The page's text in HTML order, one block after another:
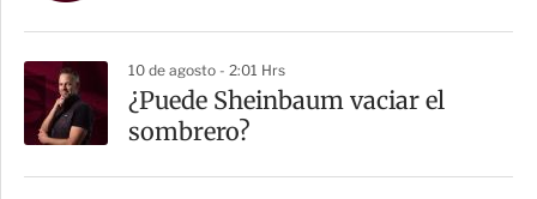
10 de agosto - 2:01 Hrs
¿Puede Sheinbaum vaciar el
sombrero?